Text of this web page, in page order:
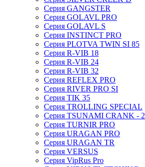
Серия GANGSTER
Серия GOLAVL PRO
Серия GOLAVL S
Серия INSTINCT PRO
Серия PLOTVA TWIN SI 85
Серия R-VIB 18
Серия R-VIB 24
Серия R-VIB 32
Серия REFLEX PRO
Серия RIVER PRO SI
Серия TIK 35
Серия TROLLING SPECIAL
Серия TSUNAMI CRANK - 2
Серия TURNIR PRO
Серия URAGAN PRO
Серия URAGAN TR
Серия VERSUS
Серия VipRus Pro